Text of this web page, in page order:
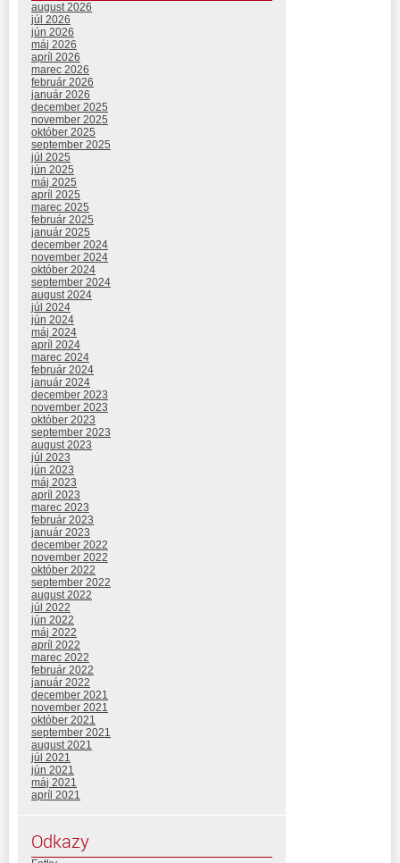
august 2026
júl 2026
jún 2026
máj 2026
apríl 2026
marec 2026
február 2026
január 2026
december 2025
november 2025
október 2025
september 2025
júl 2025
jún 2025
máj 2025
apríl 2025
marec 2025
február 2025
január 2025
december 2024
november 2024
október 2024
september 2024
august 2024
júl 2024
jún 2024
máj 2024
apríl 2024
marec 2024
február 2024
január 2024
december 2023
november 2023
október 2023
september 2023
august 2023
júl 2023
jún 2023
máj 2023
apríl 2023
marec 2023
február 2023
január 2023
december 2022
november 2022
október 2022
september 2022
august 2022
júl 2022
jún 2022
máj 2022
apríl 2022
marec 2022
február 2022
január 2022
december 2021
november 2021
október 2021
september 2021
august 2021
júl 2021
jún 2021
máj 2021
apríl 2021
Odkazy